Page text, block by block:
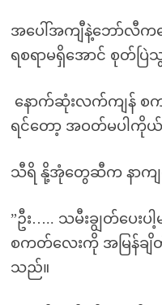
အပေါ်အကျီနဲ့ဘော်လီက
ရစရာမရှိအောင် စုတ်ပြဲသွာ
နောက်ဆုံးလက်ကျန်
ရင်တော့ အဝတ်မပါကိုယ်
သီရိ နို့အုံတွေဆီက နာကျ
”ဦး….. သမီးချွတ်ပေးပ
စကတ်လေးကို အမြန်ချိ
သည်။